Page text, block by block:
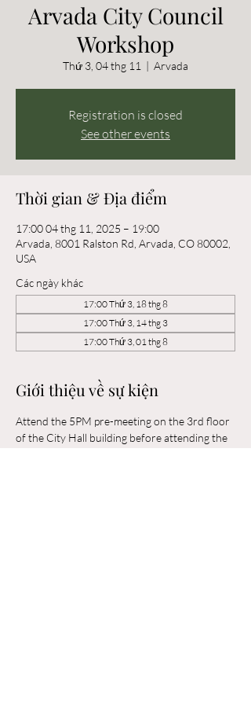
Arvada City Council
Workshop
Thứ 3, 04 thg 11
  |
Arvada
Registration is closed
See other events
Thời gian & Địa điểm
17:00 04 thg 11, 2025 – 19:00
Arvada, 8001 Ralston Rd, Arvada, CO 80002,
USA
Các ngày khác
17:00 Thứ 3, 18 thg 8
17:00 Thứ 3, 14 thg 3
17:00 Thứ 3, 01 thg 8
Giới thiệu về sự kiện
Attend the 5PM pre-meeting on the 3rd floor
of the City Hall building before attending the